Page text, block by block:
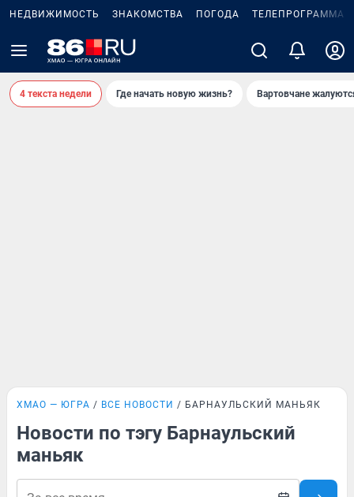
НЕДВИЖИМОСТЬ ЗНАКОМСТВА ПОГОДА ТЕЛЕПРОГРАММА
4 текста недели Где начать новую жизнь? Вартовчане
ХМАО — ЮГРА ВСЕ НОВОСТИ БАРНАУЛЬСКИЙ МАНЬЯК
Новости по тэгу Барнаульский
маньяк